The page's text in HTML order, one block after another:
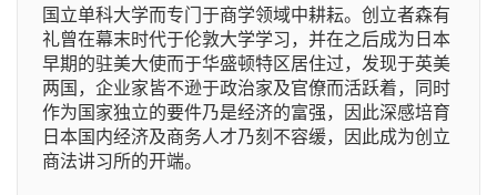
国立单科大学而专门于商学领域中耕耘。创立者森有
礼曾在幕末时代于伦敦大学学习，并在之后成为日本
早期的驻美大使而于华盛顿特区居住过，发现于英美
两国，企业家皆不逊于政治家及官僚而活跃着，同时
作为国家独立的要件乃是经济的富强，因此深感培育
日本国内经济及商务人才乃刻不容缓，因此成为创立
商法讲习所的开端。